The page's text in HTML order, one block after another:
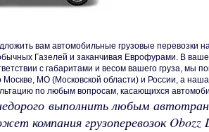
вам автомобильные грузовые
Газелей и заканчивая Еврофурами. В
с габаритами и весом вашего груза, мы
Москве, МО (Московской области) и России, а
по любым вопросам, касающихся
выполнить любым
компания грузоперевозок Obozz